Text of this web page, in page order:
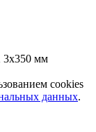
3х350 мм
cookies
данных.